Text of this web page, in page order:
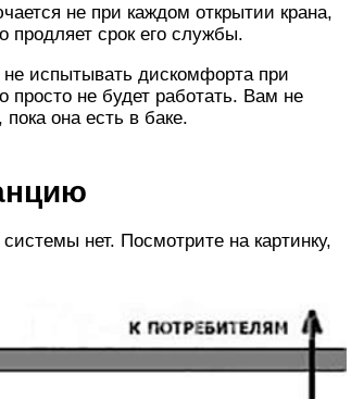
не при каждом открытии крана,
продляет срок его службы.
не испытывать дискомфорта при
просто не будет работать. Вам не
она есть в баке.
нет. Посмотрите на картинку,